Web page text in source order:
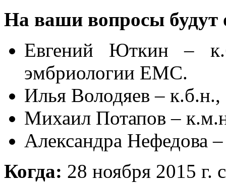
На ваши вопросы будут
Евгений Юткин –
эмбриологии ЕМС.
Илья Володяев – к.б.н.,
Михаил Потапов –
Александра Нефедова
Когда: 28 ноября 2015 г.